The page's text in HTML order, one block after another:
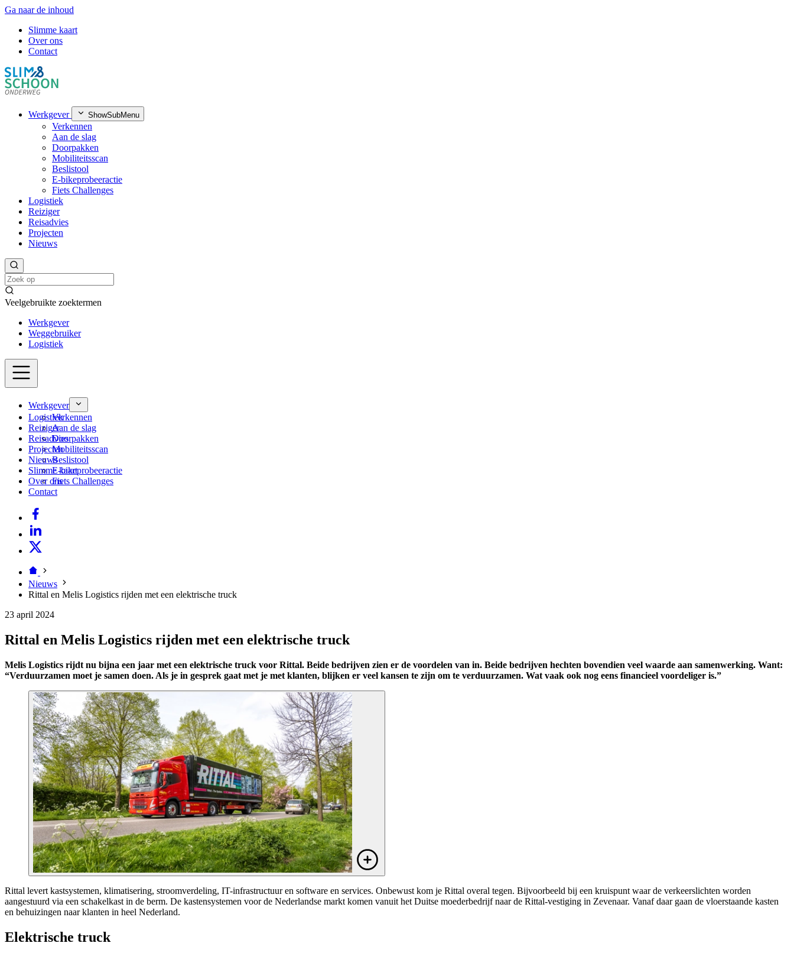
Ga naar de inhoud
Slimme kaart
Over ons
Contact
Werkgever ShowSubMenu
Verkennen
Aan de slag
Doorpakken
Mobiliteitsscan
Beslistool
E-bikeprobeeractie
Fiets Challenges
Logistiek
Reiziger
Reisadvies
Projecten
Nieuws
Veelgebruikte zoektermen
Werkgever
Weggebruiker
Logistiek
Werkgever
Verkennen
Aan de slag
Doorpakken
Mobiliteitsscan
Beslistool
E-bikeprobeeractie
Fiets Challenges
Logistiek
Reiziger
Reisadvies
Projecten
Nieuws
Slimme kaart
Over ons
Contact
Nieuws
Rittal en Melis Logistics rijden met een elektrische truck
23 april 2024
Rittal en Melis Logistics rijden met een elektrische truck
Melis Logistics rijdt nu bijna een jaar met een elektrische truck voor Rittal. Beide bedrijven zien er de voordelen van in. Beide bedrijven hechten bovendien veel waarde aan samenwerking. Want:
“Verduurzamen moet je samen doen. Als je in gesprek gaat met je met klanten, blijken er veel kansen te zijn om te verduurzamen. Wat vaak ook nog eens financieel voordeliger is.”
Rittal levert kastsystemen, klimatisering, stroomverdeling, IT-infrastructuur en software en services. Onbewust kom je Rittal overal tegen. Bijvoorbeeld bij een kruispunt waar de verkeerslichten worden
aangestuurd via een schakelkast in de berm. De kastensystemen voor de Nederlandse markt komen vanuit het Duitse moederbedrijf naar de Rittal-vestiging in Zevenaar. Vanaf daar gaan de vloerstaande kasten
en behuizingen naar klanten in heel Nederland.
Elektrische truck